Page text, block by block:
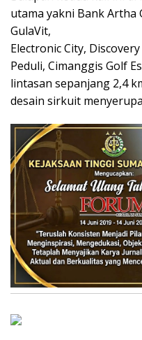
utama yakni Bank Artha
GulaVit,
Electronic City,
Peduli, Cimanggis Golf
lintasan sepanjang 2,4
desain sirkuit